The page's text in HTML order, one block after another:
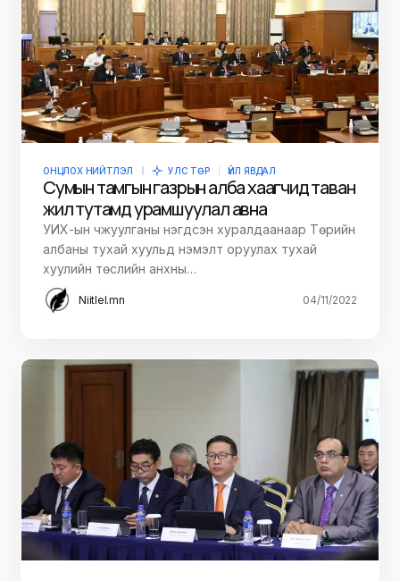
ОНЦЛОХ НИЙТЛЭЛ УЛС ТӨР ҮЙЛ ЯВДАЛ
Сумын тамгын газрын алба хаагчид таван
жил тутамд урамшуулал авна
УИХ-ын чжуулганы нэгдсэн хуралдаанаар Төрийн
албаны тухай хуульд нэмэлт оруулах тухай
хуулийн төслийн анхны…
Niitlel.mn 04/11/2022